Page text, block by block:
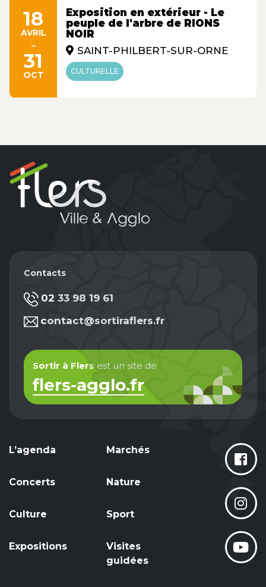
18
AVRIL
-
31
OCT
Exposition en extérieur - Le
peuple de l'arbre de RIONS
NOIR
SAINT-PHILBERT-SUR-ORNE
CULTURELLE
Contacts
02 33 98 19 61
contact@sortiraflers.fr
Sortir à Flers est un site de
flers-agglo.fr
L’agenda
Concerts
Culture
Expositions
Marchés
Nature
Sport
Visites
guidées